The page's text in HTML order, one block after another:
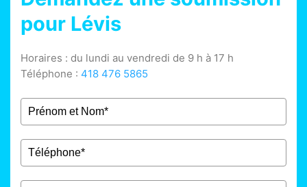
pour Lévis
Horaires : du lundi au vendredi de 9 h à 17 h
Téléphone : 418 476 5865